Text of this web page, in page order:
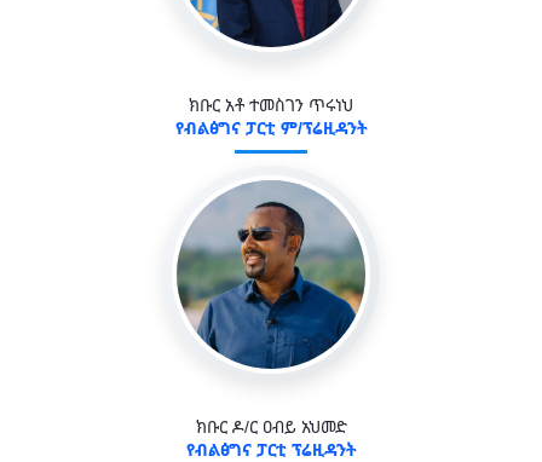
ክቡር አቶ ተመስገን ጥሩነህ
የብልፅግና ፓርቲ ም/ፕሬዚዳንት
ክቡር ዶ/ር ዐብይ አህመድ
የብልፅግና ፓርቲ ፕሬዚዳንት